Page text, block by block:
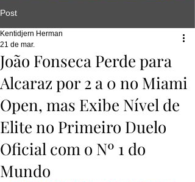
Post
João Fonseca Perde para
Alcaraz por 2 a 0 no Miami
Open, mas Exibe Nível de
Elite no Primeiro Duelo
Oficial com o Nº 1 do
Mundo
Kentidjern Herman
21 de mar.